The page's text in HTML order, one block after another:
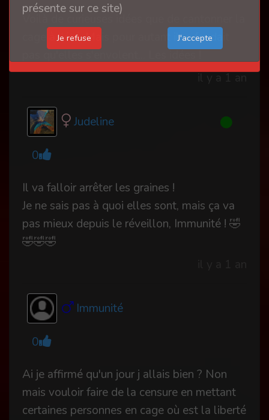
Voilà de curieuses idées que de cantonner la
cage à l'été. Mais pour autant ilne faudait
Judeline
0
Il va falloir arrêter les graines !
Je ne sais pas à quoi elles sont, mais ça va
pas mieux depuis le réveillon, Immunité ! 🤣
🤣🤣🤣
Immunité
0
Ai je affirmé qu'un jour j allais bien ? Non
mais vouloir faire de la censure en mettant
certaines personnes en cage où est la liberté
présente sur ce site)
Je refuse